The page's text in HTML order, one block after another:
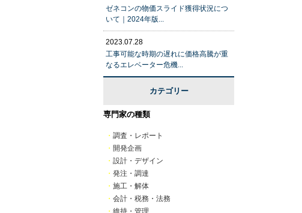
ゼネコンの物価スライド獲得状況につ
いて｜2024年版...
2023.07.28
工事可能な時期の遅れに価格高騰が重
なるエレベーター危機...
カテゴリー
専門家の種類
・ 調査・レポート
・ 開発企画
・ 設計・デザイン
・ 発注・調達
・ 施工・解体
・ 会計・税務・法務
・ 維持・管理